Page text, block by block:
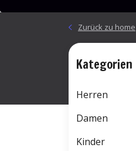
Zurück zu home
Kategorien
Herren
Damen
Kinder